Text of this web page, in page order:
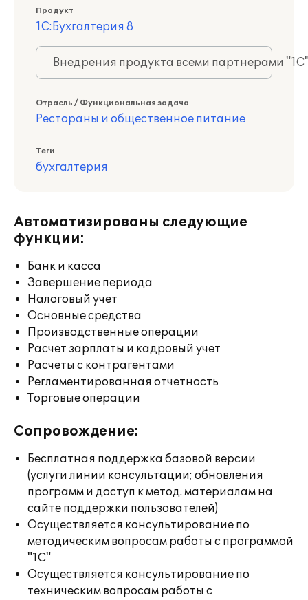
Продукт
1С:Бухгалтерия 8
Внедрения продукта всеми партнерами
Отрасль / Функциональная задача
Рестораны и общественное питание
Теги
бухгалтерия
Автоматизированы следующие
функции:
Банк и касса
Завершение периода
Налоговый учет
Основные средства
Производственные операции
Расчет зарплаты и кадровый учет
Расчеты с контрагентами
Регламентированная отчетность
Торговые операции
Сопровождение:
Бесплатная поддержка базовой версии
(услуги линии консультации; обновления
программ и доступ к метод. материалам на
сайте поддержки пользователей)
Осуществляется консультирование по
методическим вопросам работы с программой
"1С"
Осуществляется консультирование по
техническим вопросам работы с